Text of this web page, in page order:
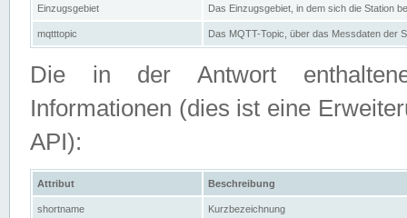
Einzugsgebiet Das Einzugsgebiet, in dem sich die Station
mqtttopic Das MQTT-Topic, über das Messdaten der
Die in der Antwort
Informationen (dies ist eine
API):
Attribut Beschreibung
shortname Kurzbezeichnung